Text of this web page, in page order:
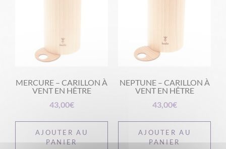
MERCURE – CARILLON À
VENT EN HÊTRE
43,00€
AJOUTER AU
PANIER
NEPTUNE – CARILLON À
VENT EN HÊTRE
43,00€
AJOUTER AU
PANIER